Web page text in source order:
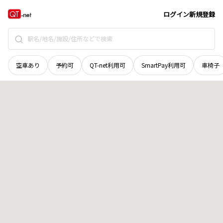
ログイン新規登録
空車あり 予約可 QT-net利用可 SmartPay利用可 車椅子
北海道